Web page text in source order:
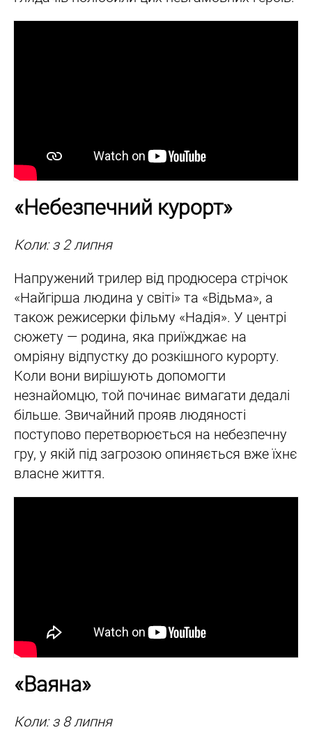
«Небезпечний курорт»
Коли: з 2 липня
Напружений трилер від продюсера стрічок
«Найгірша людина у світі» та «Відьма», а
також режисерки фільму «Надія». У центрі
сюжету — родина, яка приїжджає на
омріяну відпустку до розкішного курорту.
Коли вони вирішують допомогти
незнайомцю, той починає вимагати дедалі
більше. Звичайний прояв людяності
поступово перетворюється на небезпечну
гру, у якій під загрозою опиняється вже їхнє
власне життя.
«Ваяна»
Коли: з 8 липня